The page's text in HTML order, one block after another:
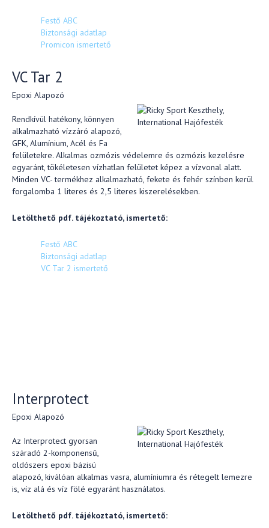
Festő ABC
Biztonsági adatlap
Promicon ismertető
VC Tar 2
Epoxi Alapozó
Rendkívül hatékony, könnyen
alkalmazható vízzáró alapozó,
GFK, Alumínium, Acél és Fa
felületekre. Alkalmas ozmózis védelemre és ozmózis kezelésre
egyaránt, tökéletesen vízhatlan felületet képez a vízvonal alatt.
Minden VC- termékhez alkalmazható, fekete és fehér színben kerül
forgalomba 1 literes és 2,5 literes kiszerelésekben.
Letölthető pdf. tájékoztató, ismertető:
Festő ABC
Biztonsági adatlap
VC Tar 2 ismertető
Interprotect
Epoxi Alapozó
Az Interprotect gyorsan
száradó 2-komponensű,
oldószers epoxi bázisú
alapozó, kiválóan alkalmas vasra, alumíniumra és rétegelt lemezre
is, víz alá és víz fölé egyaránt használatos.
Letölthető pdf. tájékoztató, ismertető: